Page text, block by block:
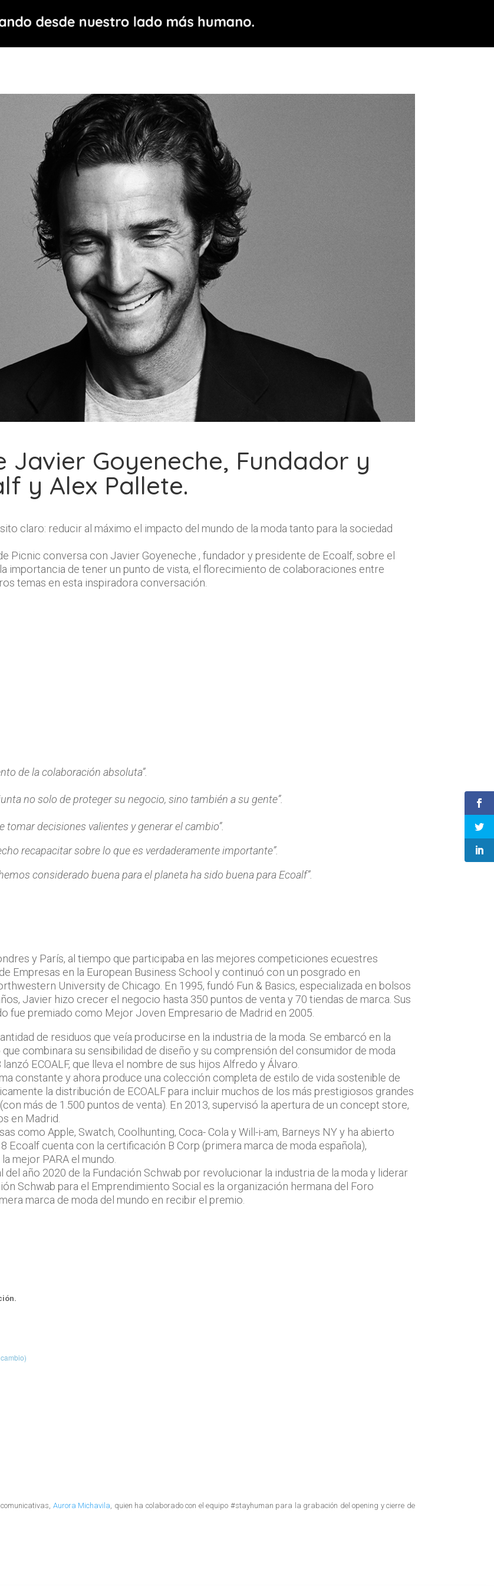
Javier Goyeneche, Fundador y
y Alex Pallete.
claro: reducir al máximo el impacto del mundo de la moda tanto para la sociedad
Picnic conversa con Javier Goyeneche , fundador y presidente de Ecoalf, sobre el
importancia de tener un punto de vista, el florecimiento de colaboraciones entre
temas en esta inspiradora conversación.
de la colaboración absoluta”.
no solo de proteger su negocio, sino también a su gente”.
decisiones valientes y generar el cambio”.
recapacitar sobre lo que es verdaderamente importante”.
considerado buena para el planeta ha sido buena para Ecoalf”.
y París, al tiempo que participaba en las mejores competiciones ecuestres
Empresas en la European Business School y continuó con un posgrado en
University de Chicago. En 1995, fundó Fun & Basics, especializada en bolsos
Javier hizo crecer el negocio hasta 350 puntos de venta y 70 tiendas de marca. Sus
premiado como Mejor Joven Empresario de Madrid en 2005.
de residuos que veía producirse en la industria de la moda. Se embarcó en la
combinara su sensibilidad de diseño y su comprensión del consumidor de moda
ECOALF, que lleva el nombre de sus hijos Alfredo y Álvaro.
constante y ahora produce una colección completa de estilo de vida sostenible de
la distribución de ECOALF para incluir muchos de los más prestigiosos grandes
más de 1.500 puntos de venta). En 2013, supervisó la apertura de un concept store,
en Madrid.
como Apple, Swatch, Coolhunting, Coca- Cola y Will-i-am, Barneys NY y ha abierto
Ecoalf cuenta con la certificación B Corp (primera marca de moda española),
mejor PARA el mundo.
año 2020 de la Fundación Schwab por revolucionar la industria de la moda y liderar
Schwab para el Emprendimiento Social es la organización hermana del Foro
marca de moda del mundo en recibir el premio.
Aurora Michavila, quien ha colaborado con el equipo #stayhuman para la grabación del opening y cierre de